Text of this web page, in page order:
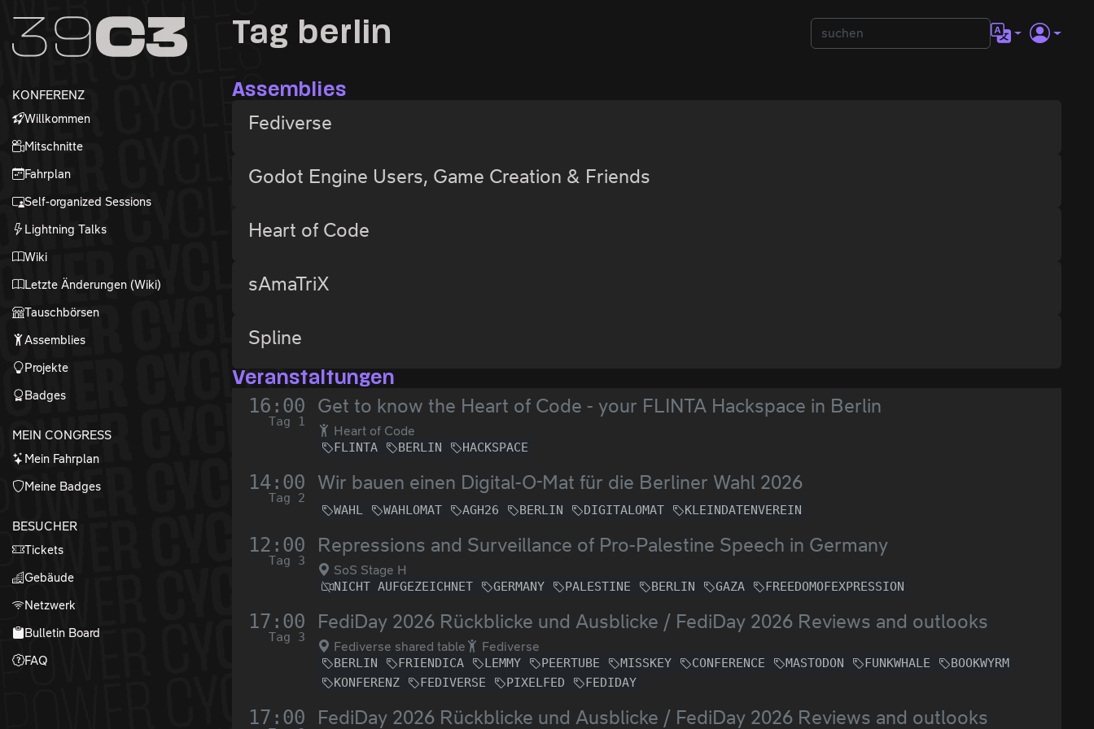
Zum Inhalt
Zum Footer
KONFERENZ
Willkommen
Mitschnitte
Fahrplan
Self-organized Sessions
Lightning Talks
Wiki
Letzte Änderungen (Wiki)
Tauschbörsen
Assemblies
Projekte
Badges
MEIN CONGRESS
Mein Fahrplan
Meine Badges
BESUCHER
Tickets
Gebäude
Netzwerk
Bulletin Board
FAQ
Tag berlin
Assemblies
Fediverse
Godot Engine Users, Game Creation & Friends
Heart of Code
sAmaTriX
Spline
Veranstaltungen
16:00
Tag 1
Get to know the Heart of Code - your FLINTA Hackspace in Berlin
Heart of Code
FLINTA BERLIN HACKSPACE
14:00
Tag 2
Wir bauen einen Digital-O-Mat für die Berliner Wahl 2026
WAHL WAHLOMAT AGH26 BERLIN DIGITALOMAT KLEINDATENVEREIN
12:00
Tag 3
Repressions and Surveillance of Pro-Palestine Speech in Germany
SoS Stage H
NICHT AUFGEZEICHNET GERMANY PALESTINE BERLIN GAZA FREEDOMOFEXPRESSION
17:00
Tag 3
FediDay 2026 Rückblicke und Ausblicke / FediDay 2026 Reviews and outlooks
Fediverse shared table Fediverse
BERLIN FRIENDICA LEMMY PEERTUBE MISSKEY CONFERENCE MASTODON FUNKWHALE
BOOKWYRM
KONFERENZ
FEDIVERSE PIXELFED FEDIDAY
17:00 FediDay 2026 Rückblicke und Ausblicke / FediDay 2026 Reviews and outlooks